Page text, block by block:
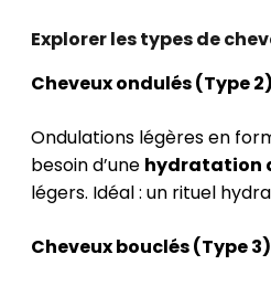
Explorer les types de
Cheveux ondulés (Type 2)
Ondulations légères en
besoin d’une hydratation
légers. Idéal : un rituel
Cheveux bouclés (Type 3)